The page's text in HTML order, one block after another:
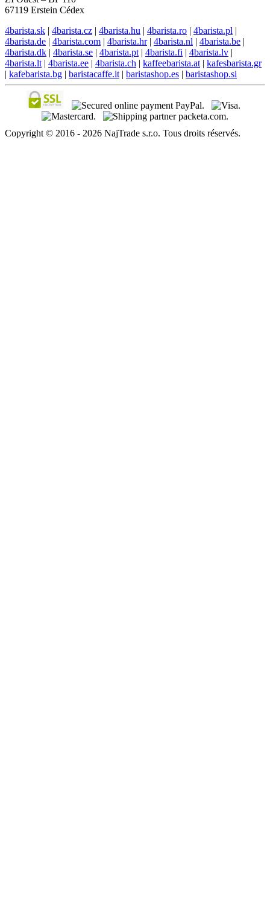
67119 Erstein Cédex
4barista.sk | 4barista.cz | 4barista.hu | 4barista.ro | 4barista.pl |
4barista.de | 4barista.com | 4barista.hr| 4barista.nl | 4barista.be |
4barista.dk | 4barista.se | 4barista.pt | 4barista.fi | 4barista.lv |
4barista.lt | 4barista.ee | 4barista.ch | kaffeebarista.at | kafesbarista.gr
| kafebarista.bg | baristacaffe.it | baristashop.es | baristashop.si
Copyright © 2016 - 2026 NajTrade s.r.o. Tous droits réservés.